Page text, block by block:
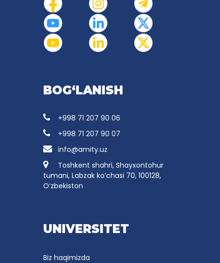
BOG‘LANISH
+998 71 207 90 06
+998 71 207 90 07
info@amity.uz
Toshkent shahri, Shayxontohur
tumani, Labzak ko‘chasi 70, 100128,
O‘zbekiston
UNIVERSITET
Biz haqimizda